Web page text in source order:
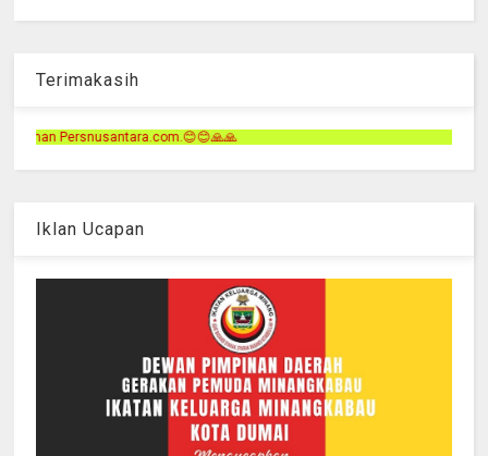
Terimakasih
Iklan Ucapan